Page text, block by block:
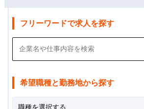
フリーワードで求人を探す
希望職種と勤務地から探す